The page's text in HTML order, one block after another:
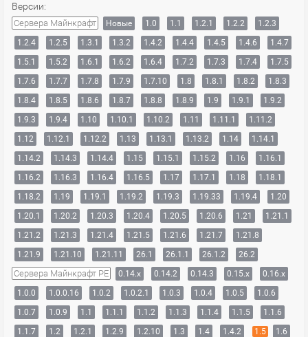
Версии:
Сервера Майнкрафт Новые 1.0 1.1 1.2.1 1.2.2
1.2.3
1.2.4
1.2.5 1.3.1 1.3.2 1.4.2 1.4.4 1.4.5 1.4.6
1.4.7
1.5.1
1.5.2 1.6.1 1.6.2 1.6.4 1.7.2 1.7.3 1.7.4
1.7.5
1.7.6
1.7.7 1.7.8 1.7.9 1.7.10 1.8 1.8.1 1.8.2
1.8.3
1.8.4
1.8.5 1.8.6 1.8.7 1.8.8 1.8.9 1.9 1.9.1
1.9.2
1.9.3
1.9.4 1.10 1.10.1 1.10.2 1.11 1.11.1
1.11.2
1.12
1.12.1 1.12.2 1.13 1.13.1 1.13.2 1.14
1.14.1
1.14.2
1.14.3 1.14.4 1.15 1.15.1 1.15.2 1.16
1.16.1
1.16.2
1.16.3 1.16.4 1.16.5 1.17 1.17.1 1.18
1.18.1
1.18.2
1.19 1.19.1 1.19.2 1.19.3 1.19.33 1.19.4
1.20
1.20.1
1.20.2 1.20.3 1.20.4 1.20.5 1.20.6 1.21
1.21.1
1.21.2
1.21.3 1.21.4 1.21.5 1.21.6 1.21.7
1.21.8
1.21.9
1.21.10 1.21.11 26.1 26.1.1 26.1.2 26.2
Сервера Майнкрафт PE 0.14.x 0.14.2 0.14.3 0.15.x
0.16.x
1.0.0
1.0.0.16 1.0.2 1.0.2.1 1.0.3 1.0.4 1.0.5
1.0.6
1.0.7
1.0.9 1.1 1.1.1 1.1.2 1.1.3 1.1.4 1.1.5
1.1.6
1.1.7
1.2 1.2.1 1.2.9 1.2.10 1.3 1.4 1.4.2 1.5
1.6